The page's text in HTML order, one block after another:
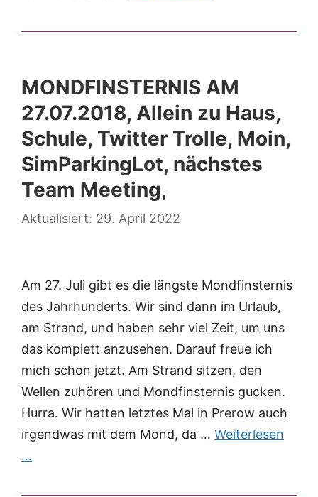
MONDFINSTERNIS AM
27.07.2018, Allein zu Haus,
Schule, Twitter Trolle, Moin,
SimParkingLot, nächstes
Team Meeting,
29. April 2022
Am 27. Juli gibt es die längste Mondfinsternis
des Jahrhunderts. Wir sind dann im Urlaub,
am Strand, und haben sehr viel Zeit, um uns
das komplett anzusehen. Darauf freue ich
mich schon jetzt. Am Strand sitzen, den
Wellen zuhören und Mondfinsternis gucken.
Hurra. Wir hatten letztes Mal in Prerow auch
irgendwas mit dem Mond, da … Weiterlesen
…